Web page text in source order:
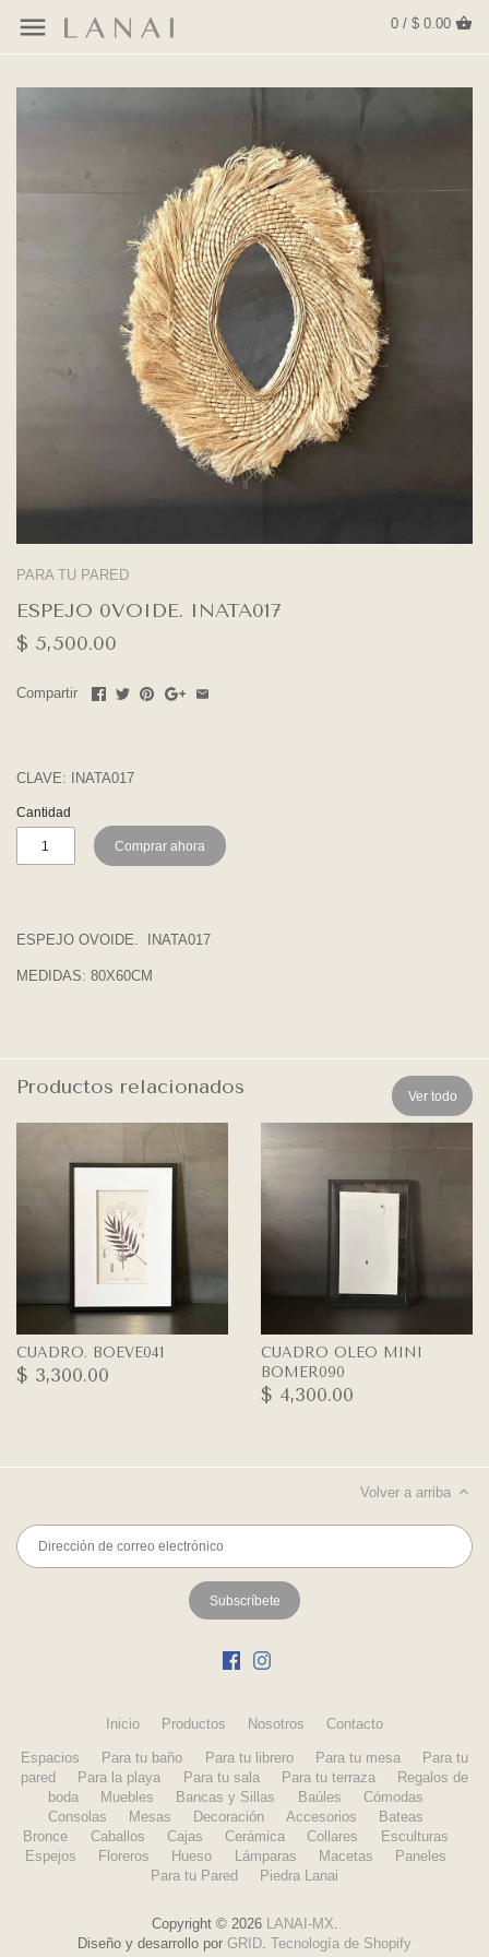
0 / $ 0.00
PARA TU PARED
ESPEJO 0VOIDE. INATA017
$ 5,500.00
Compartir
CLAVE: INATA017
Cantidad
Comprar ahora
ESPEJO OVOIDE. INATA017
MEDIDAS: 80X60CM
Productos relacionados Ver todo
CUADRO. BOEVE041
$ 3,300.00
CUADRO OLEO MINI
BOMER090
$ 4,300.00
Volver a arriba
Inicio Productos Nosotros Contacto
Espacios Para tu baño Para tu librero Para tu mesa
Para tu
pared
Para la playa Para tu sala Para tu terraza
Regalos de
boda
Muebles Bancas y Sillas Baúles
Cómodas
Consolas
Mesas Decoración Accesorios
Bateas
Bronce
Caballos Cajas Cerámica Collares
Esculturas
Espejos
Floreros Hueso Lámparas Macetas
Paneles
Para tu Pared
Piedra Lanai
Copyright © 2026 LANAI-MX.
Diseño y desarrollo por GRID. Tecnología de Shopify